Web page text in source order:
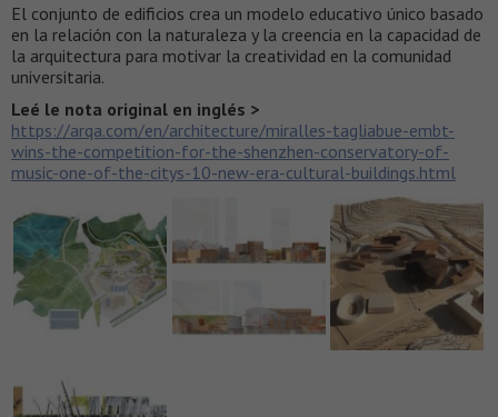
El conjunto de edificios crea un modelo educativo único basado
en la relación con la naturaleza y la creencia en la capacidad de
la arquitectura para motivar la creatividad en la comunidad
universitaria.
Leé le nota original en inglés >
https://arqa.com/en/architecture/miralles-tagliabue-embt-
wins-the-competition-for-the-shenzhen-conservatory-of-
music-one-of-the-citys-10-new-era-cultural-buildings.html